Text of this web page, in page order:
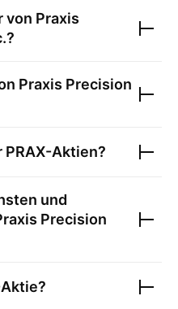
von Praxis
?
Praxis Precision
PRAX-Aktien?
und
Precision